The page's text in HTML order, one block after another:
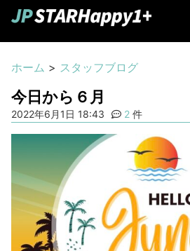
ホーム > スタッフブログ
今日から６月
2022年6月1日 18:43 2 件